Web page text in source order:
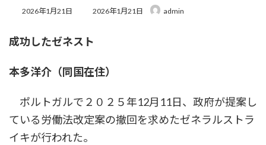
2026年1月21日
最
新
:
2026年1月21日 admin
成功したゼネスト
本多洋介（同国在住）
ポルトガルで２０２５年12月11日、政府が提案し
ている労働法改定案の撤回を求めたゼネラルストラ
イキが行われた。